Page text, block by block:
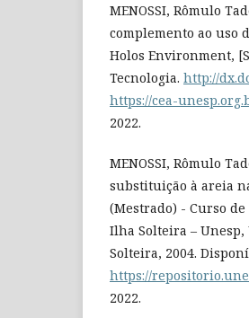
MENOSSI, Rômulo
complemento ao uso
Holos Environment,
Tecnologia. http://
https://cea-
2022.
MENOSSI, Rômulo
substituição à areia
(Mestrado) - Curso
Ilha Solteira –
Solteira, 2004.
https://
2022.